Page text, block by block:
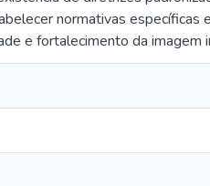
normativas específicas
e fortalecimento da imagem